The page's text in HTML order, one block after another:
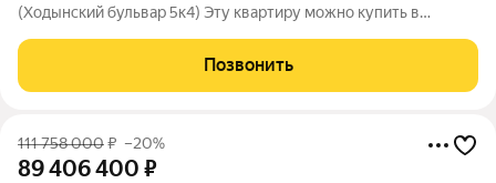
(Ходынский бульвар 5к4) Эту квартиру можно купить в
планировке: Новый монолитный дом, просторный подъезд без
ступеней, надёжные и
Позвонить
111 758 000₽ –20%
89 406 400 ₽